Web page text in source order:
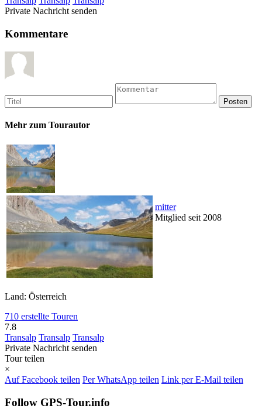
Private Nachricht senden
Kommentare
Mehr zum Tourautor
mitter
Mitglied seit 2008
Land: Österreich
710 erstellte Touren
7.8
Transalp Transalp Transalp
Private Nachricht senden
Tour teilen
×
Auf Facebook teilen Per WhatsApp teilen Link per E-Mail teilen
Follow GPS-Tour.info